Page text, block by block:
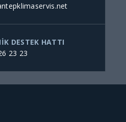
DESTEK HATTI
23 23